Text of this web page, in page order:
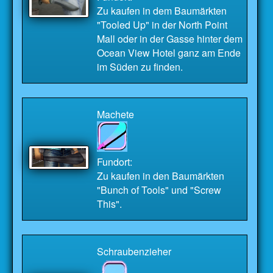
Zu kaufen in dem Baumärkten
"Tooled Up" in der North Point
Mall oder in der Gasse hinter dem
Ocean View Hotel ganz am Ende
im Süden zu finden.
Machete
Fundort:
Zu kaufen in den Baumärkten
"Bunch of Tools" und "Screw
This".
Schraubenzieher